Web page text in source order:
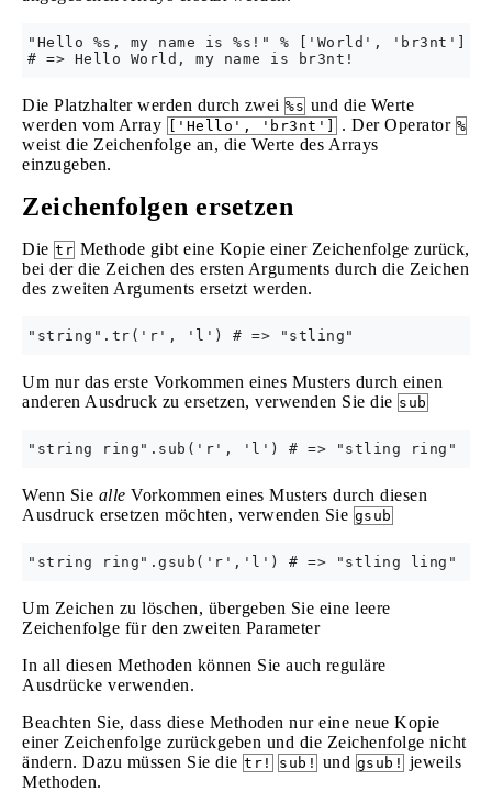
"Hello %s, my name is %s!" % ['World', 'br3nt']
Die Platzhalter werden durch zwei %s und die Werte
werden vom Array
['Hello', 'br3nt'] . Der Operator %
weist die Zeichenfolge an, die Werte des Arrays
einzugeben.
Zeichenfolgen ersetzen
Die tr Methode gibt eine Kopie einer Zeichenfolge zurück,
bei der die Zeichen des ersten Arguments durch die Zeichen
des zweiten Arguments ersetzt werden.
Um nur das erste Vorkommen eines Musters durch einen
anderen Ausdruck zu ersetzen, verwenden Sie die sub
Wenn Sie alle Vorkommen eines Musters durch diesen
Ausdruck ersetzen möchten, verwenden Sie gsub
Um Zeichen zu löschen, übergeben Sie eine leere
Zeichenfolge für den zweiten Parameter
In all diesen Methoden können Sie auch reguläre
Ausdrücke verwenden.
Beachten Sie, dass diese Methoden nur eine neue Kopie
einer Zeichenfolge zurückgeben und die Zeichenfolge nicht
ändern. Dazu müssen Sie die tr! sub! und gsub! jeweils
Methoden.